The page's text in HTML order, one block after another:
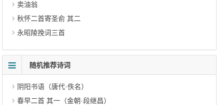
卖油翁
秋怀二首寄圣俞 其二
永昭陵挽词三首
随机推荐诗词
阴阳书语（唐代·佚名）
春早二首 其一（金朝·段继昌）